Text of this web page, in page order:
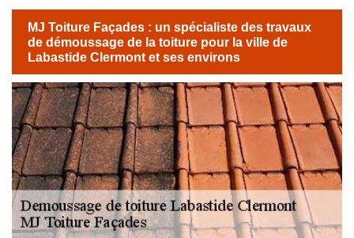
MJ Toiture Façades : un spécialiste des travaux
de démoussage de la toiture pour la ville de
Labastide Clermont et ses environs